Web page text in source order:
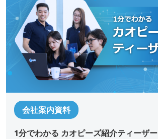
会社案内資料
1分でわかる カオピーズ紹介ティーザー